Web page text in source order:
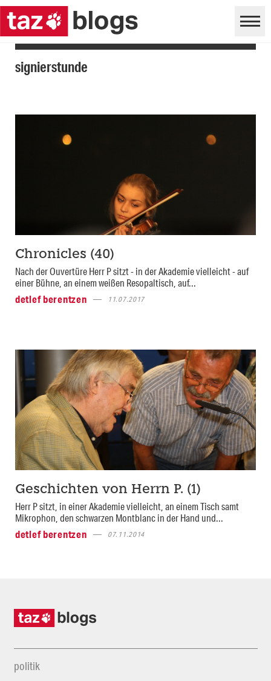
signierstunde
Chronicles (40)
Nach der Ouvertüre Herr P sitzt - in der Akademie vielleicht - auf
einer Bühne, an einem weißen Resopaltisch, auf...
detlef berentzen
11.07.2017
Geschichten von Herrn P. (1)
Herr P sitzt, in einer Akademie vielleicht, an einem Tisch samt
Mikrophon, den schwarzen Montblanc in der Hand und...
detlef berentzen
07.11.2014
politik